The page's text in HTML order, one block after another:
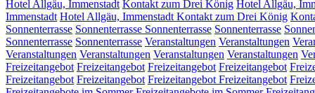
Hotel Allgäu, Immenstadt Kontakt zum Drei König Hotel Allgäu,
Immenstadt Hotel Allgäu, Immenstadt Kontakt zum Drei König
Sonnenterrasse Sonnenterrasse Sonnenterrasse Sonnenterrasse
Sonnenterrasse Sonnenterrasse Veranstaltungen Veranstaltungen
Veranstaltungen Veranstaltungen Veranstaltungen Veranstaltungen
Freizeitangebot Freizeitangebot Freizeitangebot Freizeitangebot
Freizeitangebot Freizeitangebot Freizeitangebot Freizeitangebot